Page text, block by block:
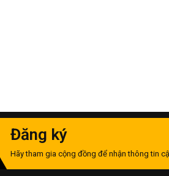
Đăng ký
Hãy tham gia cộng đồng để nhận thông tin